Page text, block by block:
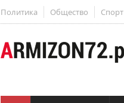
Политика Общество Спорт